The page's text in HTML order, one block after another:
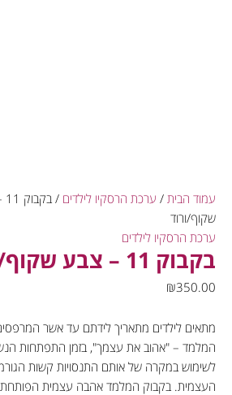
עמוד הבית / ערכת הרסקיו לילדים
/
שקוף/ורוד
ערכת הרסקיו לילדים
בקבוק 11 – צבע שקוף/ורוד
₪350.00
מתאים לילדים מתאריך לידתם עד אשר
המלמד – "אהוב את עצמך", בזמן התפתחות
לשימוש במקרה של אותם התנסויות קשות
העצמית. בקבוק המלמד אהבה עצמית הפותחת